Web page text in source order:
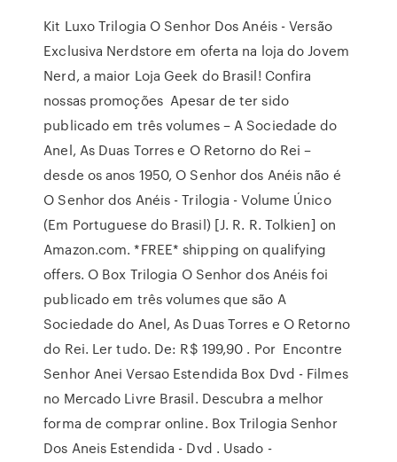
Kit Luxo Trilogia O Senhor Dos Anéis - Versão
Exclusiva Nerdstore em oferta na loja do Jovem
Nerd, a maior Loja Geek do Brasil! Confira
nossas promoções Apesar de ter sido
publicado em três volumes – A Sociedade do
Anel, As Duas Torres e O Retorno do Rei –
desde os anos 1950, O Senhor dos Anéis não é
O Senhor dos Anéis - Trilogia - Volume Único
(Em Portuguese do Brasil) [J. R. R. Tolkien] on
Amazon.com. *FREE* shipping on qualifying
offers. O Box Trilogia O Senhor dos Anéis foi
publicado em três volumes que são A
Sociedade do Anel, As Duas Torres e O Retorno
do Rei. Ler tudo. De: R$ 199,90 . Por Encontre
Senhor Anei Versao Estendida Box Dvd - Filmes
no Mercado Livre Brasil. Descubra a melhor
forma de comprar online. Box Trilogia Senhor
Dos Aneis Estendida - Dvd . Usado -